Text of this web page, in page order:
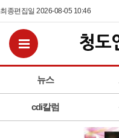
최종편집일 2026-08-05 10:46
뉴스
cdi칼럼
전체메뉴보기